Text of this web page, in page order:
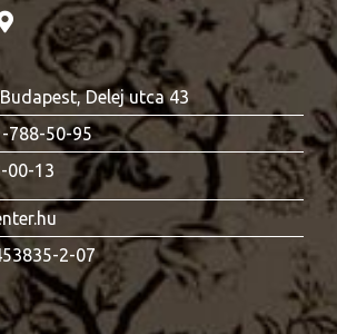
Delej utca 43
788-50-95
00-13
2-07